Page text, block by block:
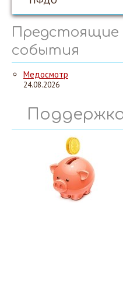
Предстоящие
события
Медосмотр
24.08.2026